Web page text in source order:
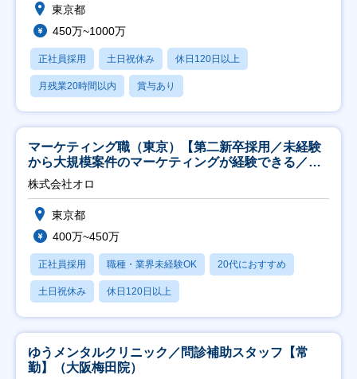
東京都
450万~1000万
正社員採用 土日祝休み 休日120日以上
月残業20時間以内 賞与あり
マーケティング職（東京）【第二新卒採用／未経験
から大規模案件のマーケティングが経験できる／研
修充実】
株式会社オロ
東京都
400万~450万
正社員採用 職種・業界未経験OK 20代におすすめ
土日祝休み 休日120日以上
ゆうメンタルクリニック／問診補助スタッフ【常
勤】（大阪梅田院）